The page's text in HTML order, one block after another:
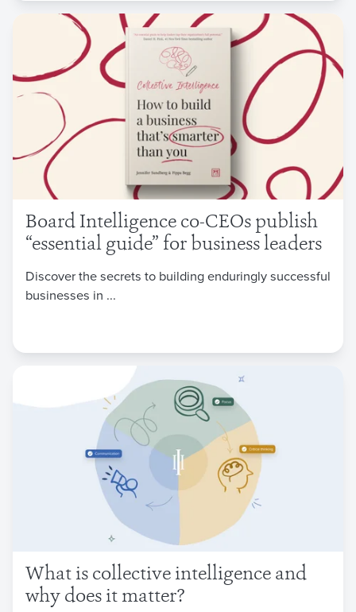
Board Intelligence co-CEOs publish
“essential guide” for business leaders
Discover the secrets to building enduringly successful
businesses in ...
What is collective intelligence and
why does it matter?